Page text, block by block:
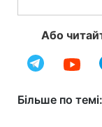
Або
Більше по темі: